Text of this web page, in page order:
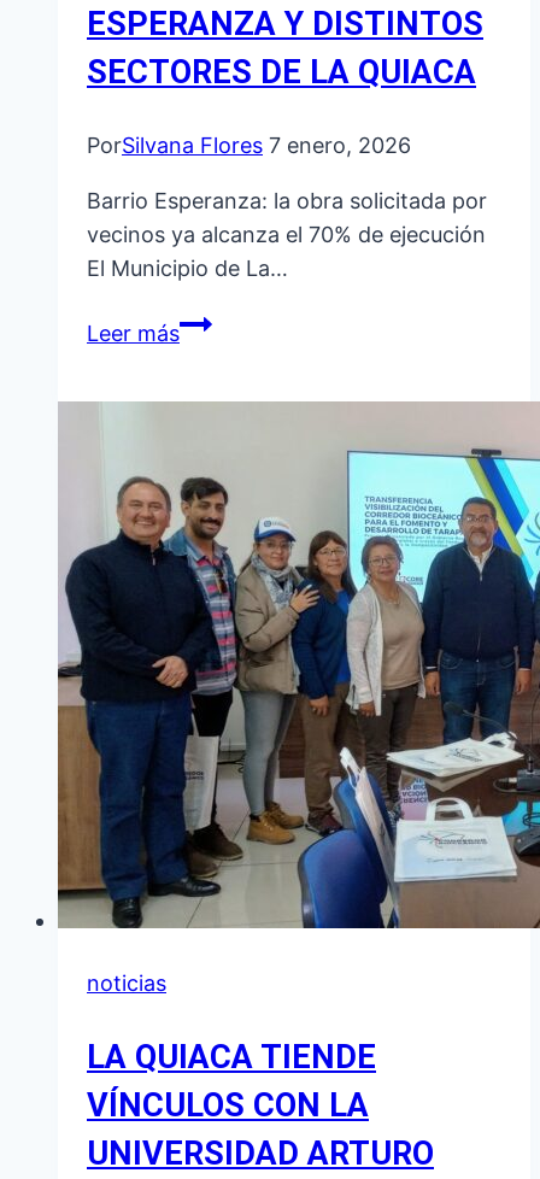
ESPERANZA Y DISTINTOS
SECTORES DE LA QUIACA
PorSilvana Flores 7 enero, 2026
Barrio Esperanza: la obra solicitada por
vecinos ya alcanza el 70% de ejecución
El Municipio de La…
Leer másOBRAS
EN
BARRIOS
ESPERANZA
DISTINTOS
SECTORES
DE
LA
QUIACA
noticias
LA QUIACA TIENDE
VÍNCULOS CON LA
UNIVERSIDAD ARTURO